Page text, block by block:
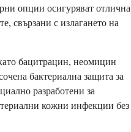
опции осигуряват отлична
свързани с излагането на
бацитрацин, неомицин
бактериална защита за
разработени за
кожни инфекции без